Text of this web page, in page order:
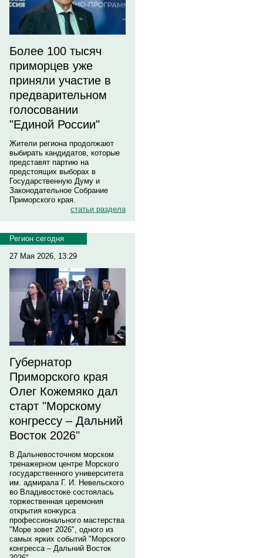
Более 100 тысяч
приморцев уже
приняли участие в
предварительном
голосовании
"Единой России"
Жители региона продолжают
выбирать кандидатов, которые
представят партию на
предстоящих выборах в
Государственную Думу и
Законодательное Собрание
Приморского края.
статьи раздела
Регион сегодня
27 Мая 2026, 13:29
Губернатор
Приморского края
Олег Кожемяко дал
старт "Морскому
конгрессу – Дальний
Восток 2026"
В Дальневосточном морском
тренажерном центре Морского
государственного университета
им. адмирала Г. И. Невельского
во Владивостоке состоялась
торжественная церемония
открытия конкурса
профессионального мастерства
"Море зовет 2026", одного из
самых ярких событий "Морского
конгресса – Дальний Восток